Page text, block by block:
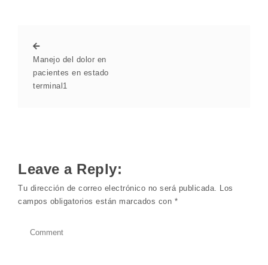
Manejo del dolor en
pacientes en estado
terminal1
Leave a Reply:
Tu dirección de correo electrónico no será publicada. Los
campos obligatorios están marcados con *